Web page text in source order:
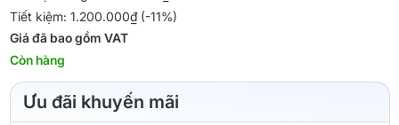
Tiết kiệm: 1.200.000₫ (-11%)
Giá đã bao gồm VAT
Còn hàng
Ưu đãi khuyến mãi